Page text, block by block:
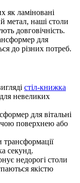
як ламіновані
метал, наші столи
довговічність.
для
до різних потреб.
стіл-книжка
невеликих
для вітальні
поверхнею або
секунд.
недорогі столи
якістю